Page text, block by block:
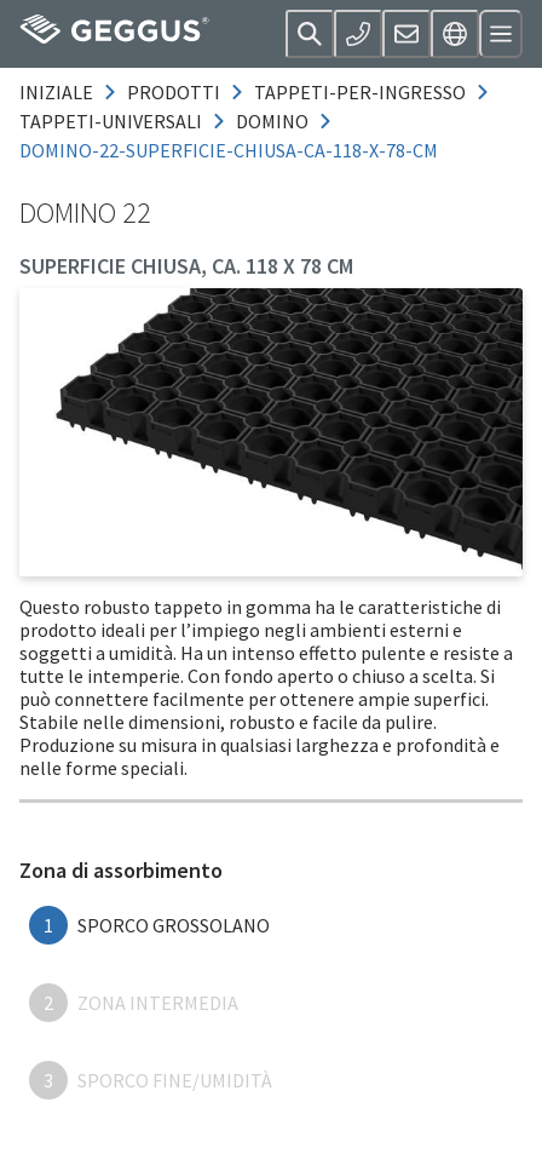
INIZIALE PRODOTTI
TAPPETI-PER-INGRESSO
TAPPETI-UNIVERSALI
DOMINO
DOMINO-22-SUPERFICIE-CHIUSA-CA-118-X-78-CM
DOMINO 22
SUPERFICIE CHIUSA, CA. 118 X 78 CM
Questo robusto tappeto in gomma ha le caratteristiche di
prodotto ideali per l’impiego negli ambienti esterni e
soggetti a umidità. Ha un intenso effetto pulente e resiste a
tutte le intemperie. Con fondo aperto o chiuso a scelta. Si
può connettere facilmente per ottenere ampie superfici.
Stabile nelle dimensioni, robusto e facile da pulire.
Produzione su misura in qualsiasi larghezza e profondità e
nelle forme speciali.
Zona di assorbimento
1 SPORCO GROSSOLANO
2 ZONA INTERMEDIA
3 SPORCO FINE/UMIDITÀ